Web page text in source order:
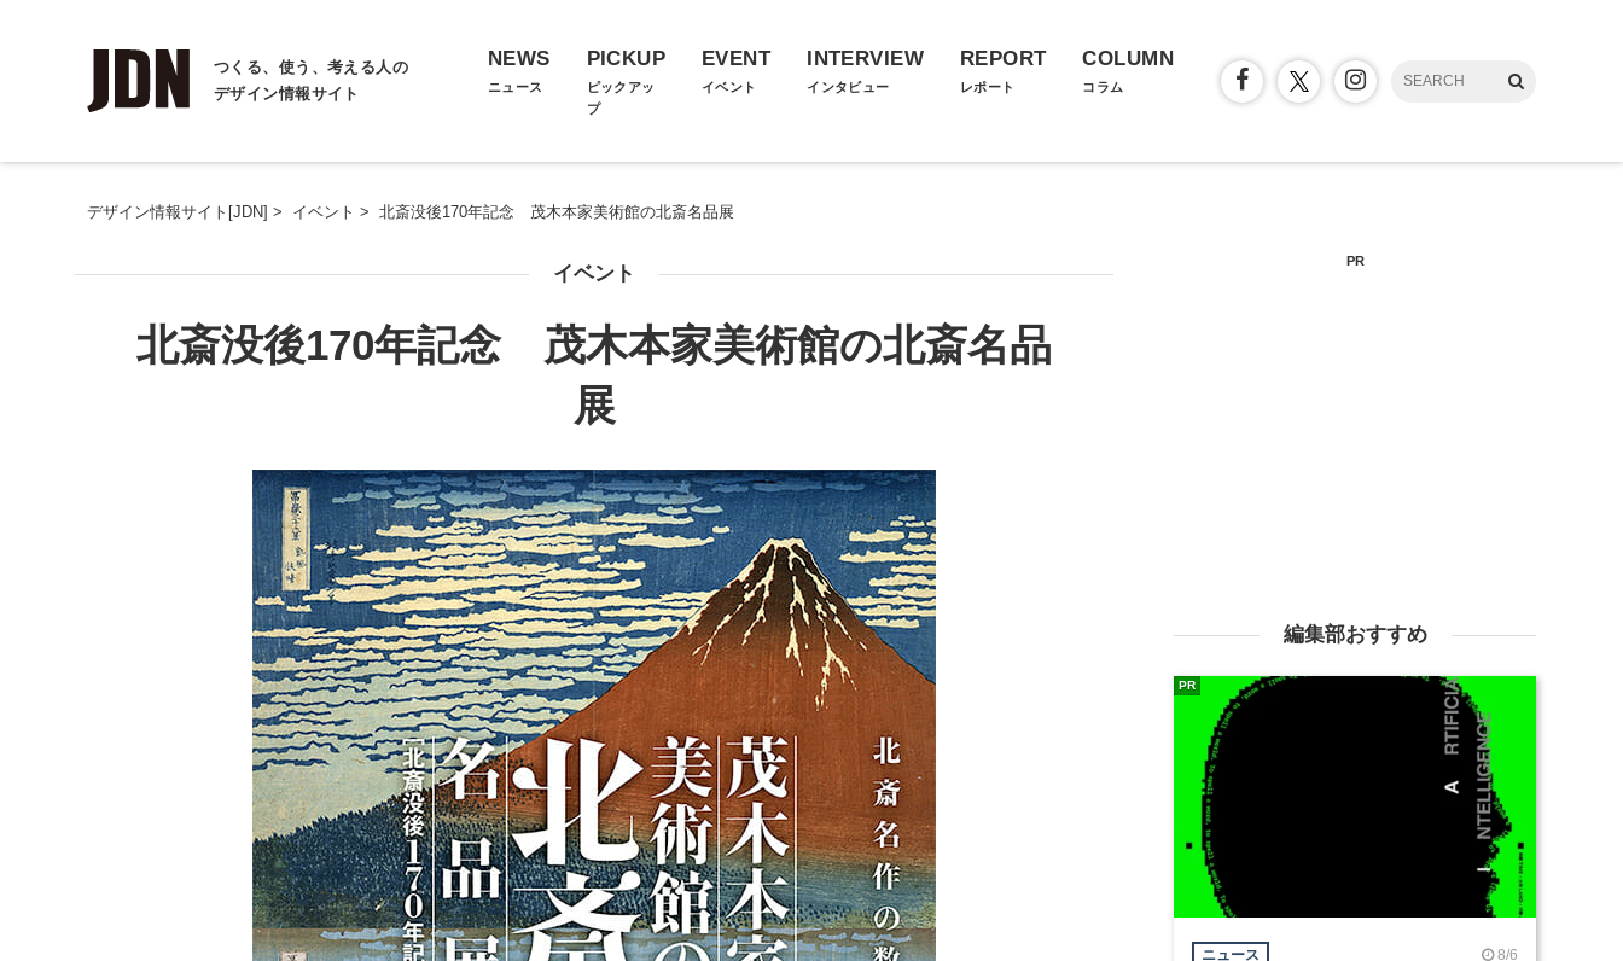
つくる、使う、考える人の
デザイン情報サイト
NEWS
ニュース
PICKUP
ピックアッ
プ
EVENT
イベント
INTERVIEW
インタビュー
REPORT
レポート
COLUMN
コラム
デザイン情報サイト[JDN] > イベント > 北斎没後170年記念 茂木本家美術館の北斎名品展
イベント
北斎没後170年記念 茂木本家美術館の北斎名品
展
PR
編集部おすすめ
ニュース 8/6
PR